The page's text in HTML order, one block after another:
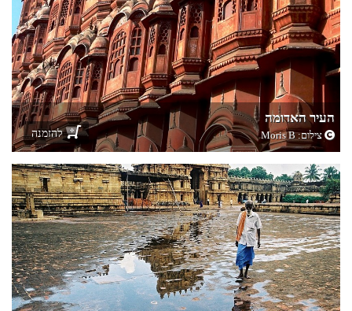
העיר האדומה
צילום:Moris B להזמנה